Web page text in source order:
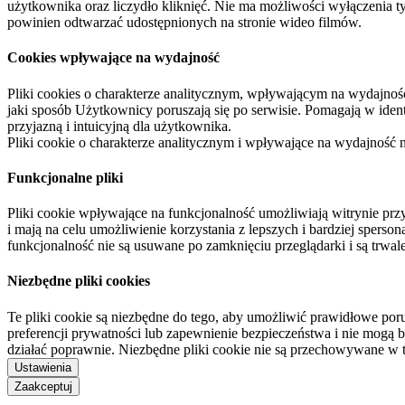
użytkownika oraz liczydło kliknięć. Nie ma możliwości wyłączenia
powinien odtwarzać udostępnionych na stronie wideo filmów.
Cookies wpływające na wydajność
Pliki cookies o charakterze analitycznym, wpływającym na
jaki sposób Użytkownicy poruszają się po serwisie. Pomagają w
przyjazną i intuicyjną dla użytkownika.
Pliki cookie o charakterze analitycznym i wpływające na
Funkcjonalne pliki
Pliki cookie wpływające na funkcjonalność umożliwiają witrynie
i mają na celu umożliwienie korzystania z lepszych i bardziej
funkcjonalność nie są usuwane po zamknięciu przeglądarki i są
Niezbędne pliki cookies
Te pliki cookie są niezbędne do tego, aby umożliwić prawidłowe
preferencji prywatności lub zapewnienie bezpieczeństwa i nie
działać poprawnie. Niezbędne pliki cookie nie są przechowywane
Ustawienia
Zaakceptuj